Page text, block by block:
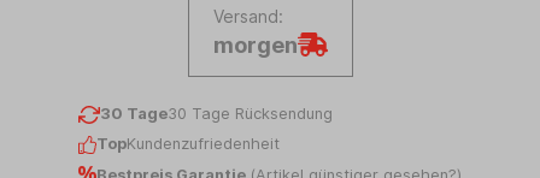
Versand:
morgen
30 Tage30 Tage Rücksendung
TopKundenzufriedenheit